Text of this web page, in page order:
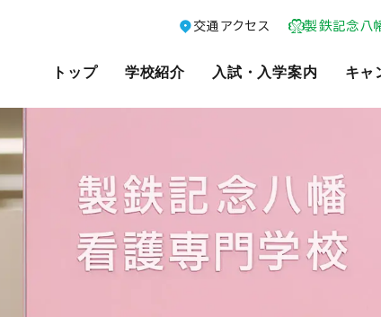
交通アクセス 製鉄記念八
トップ 学校紹介 入試・入学案内 キャ